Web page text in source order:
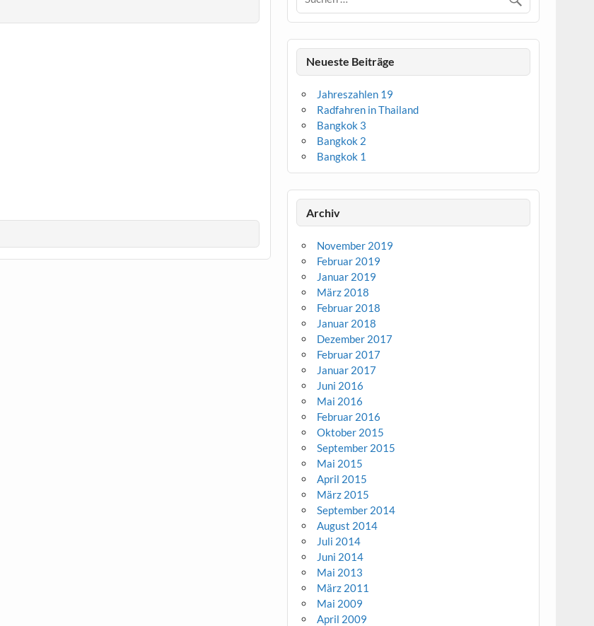
Neueste Beiträge
Jahreszahlen 19
Radfahren in Thailand
Bangkok 3
Bangkok 2
Bangkok 1
Archiv
November 2019
Februar 2019
Januar 2019
März 2018
Februar 2018
Januar 2018
Dezember 2017
Februar 2017
Januar 2017
Juni 2016
Mai 2016
Februar 2016
Oktober 2015
September 2015
Mai 2015
April 2015
März 2015
September 2014
August 2014
Juli 2014
Juni 2014
Mai 2013
März 2011
Mai 2009
April 2009